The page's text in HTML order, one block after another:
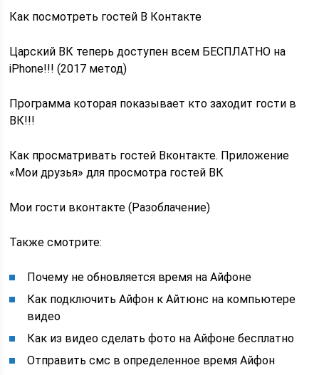
Как посмотреть гостей В Контакте
Царский ВК теперь доступен всем БЕСПЛАТНО на
iPhone!!! (2017 метод)
Программа которая показывает кто заходит гости в
ВК!!!
Как просматривать гостей Вконтакте. Приложение
«Мои друзья» для просмотра гостей ВК
Мои гости вконтакте (Разоблачение)
Также смотрите:
Почему не обновляется время на Айфоне
Как подключить Айфон к Айтюнс на компьютере
видео
Как из видео сделать фото на Айфоне бесплатно
Отправить смс в определенное время Айфон